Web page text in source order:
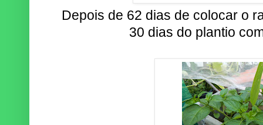
Depois de 62 dias de colocar o
30 dias do plantio